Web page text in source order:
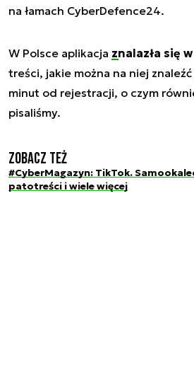
na łamach CyberDefence24.
W Polsce aplikacja znalazła się
treści, jakie można na niej
minut od rejestracji, o czym
pisaliśmy.
Zobacz też
#CyberMagazyn: TikTok.
patotreści i wiele więcej